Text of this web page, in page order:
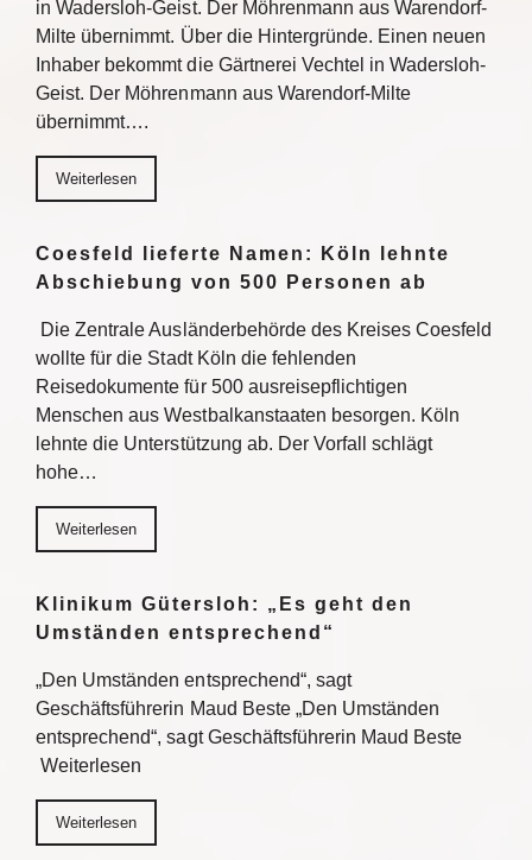
in Wadersloh-Geist. Der Möhrenmann aus Warendorf-
Milte übernimmt. Über die Hintergründe. Einen neuen
Inhaber bekommt die Gärtnerei Vechtel in Wadersloh-
Geist. Der Möhrenmann aus Warendorf-Milte
übernimmt….
Weiterlesen
Coesfeld lieferte Namen: Köln lehnte
Abschiebung von 500 Personen ab
Die Zentrale Ausländerbehörde des Kreises Coesfeld
wollte für die Stadt Köln die fehlenden
Reisedokumente für 500 ausreisepflichtigen
Menschen aus Westbalkanstaaten besorgen. Köln
lehnte die Unterstützung ab. Der Vorfall schlägt
hohe…
Weiterlesen
Klinikum Gütersloh: „Es geht den
Umständen entsprechend“
„Den Umständen entsprechend“, sagt
Geschäftsführerin Maud Beste „Den Umständen
entsprechend“, sagt Geschäftsführerin Maud Beste
Weiterlesen
Weiterlesen